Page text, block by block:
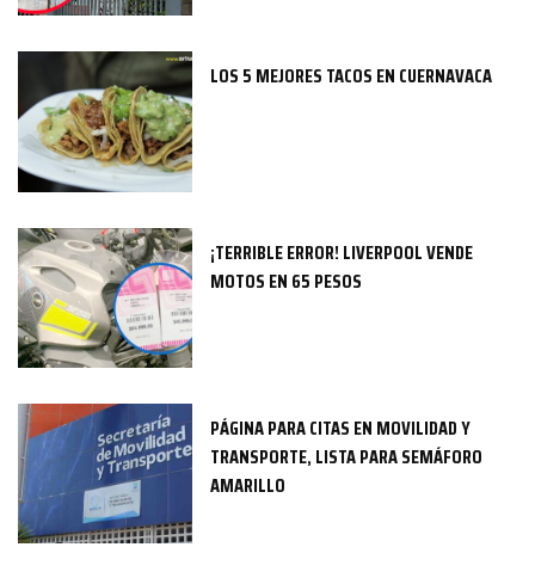
LOS 5 MEJORES TACOS EN CUERNAVACA
¡TERRIBLE ERROR! LIVERPOOL VENDE
MOTOS EN 65 PESOS
PÁGINA PARA CITAS EN MOVILIDAD Y
TRANSPORTE, LISTA PARA SEMÁFORO
AMARILLO